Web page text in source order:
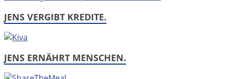
JENS VERGIBT KREDITE.
JENS ERNÄHRT MENSCHEN.